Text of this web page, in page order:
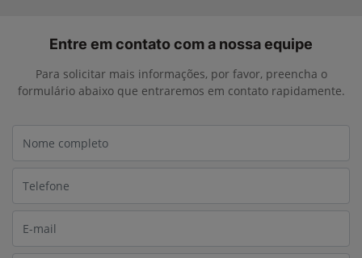
Entre em contato com a nossa equipe
Para solicitar mais informações, por favor, preencha o
formulário abaixo que entraremos em contato rapidamente.